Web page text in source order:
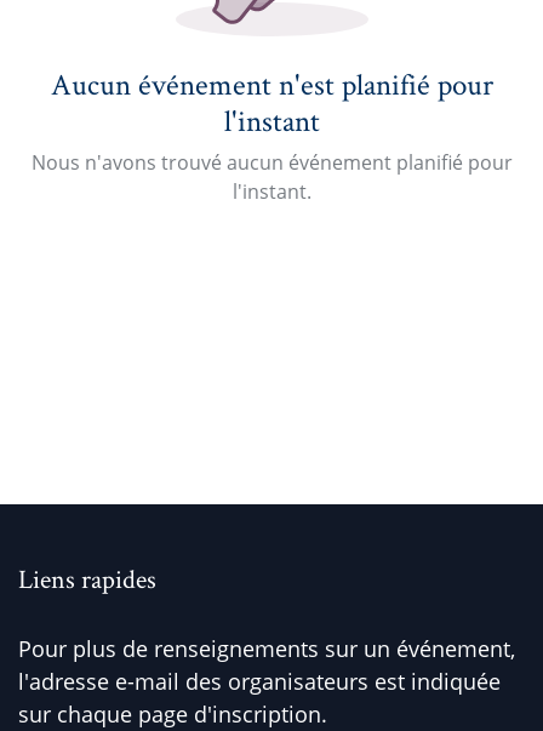
Aucun événement n'est planifié pour
l'instant
Nous n'avons trouvé aucun événement planifié pour
l'instant.
Liens rapides
Pour plus de renseignements sur un événement,
l'adresse e-mail des organisateurs est indiquée
sur chaque page d'inscription.